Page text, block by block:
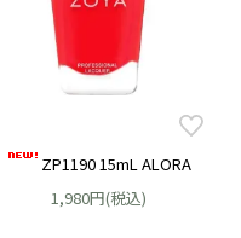
ZP1190 15mL ALORA
1,980円(税込)